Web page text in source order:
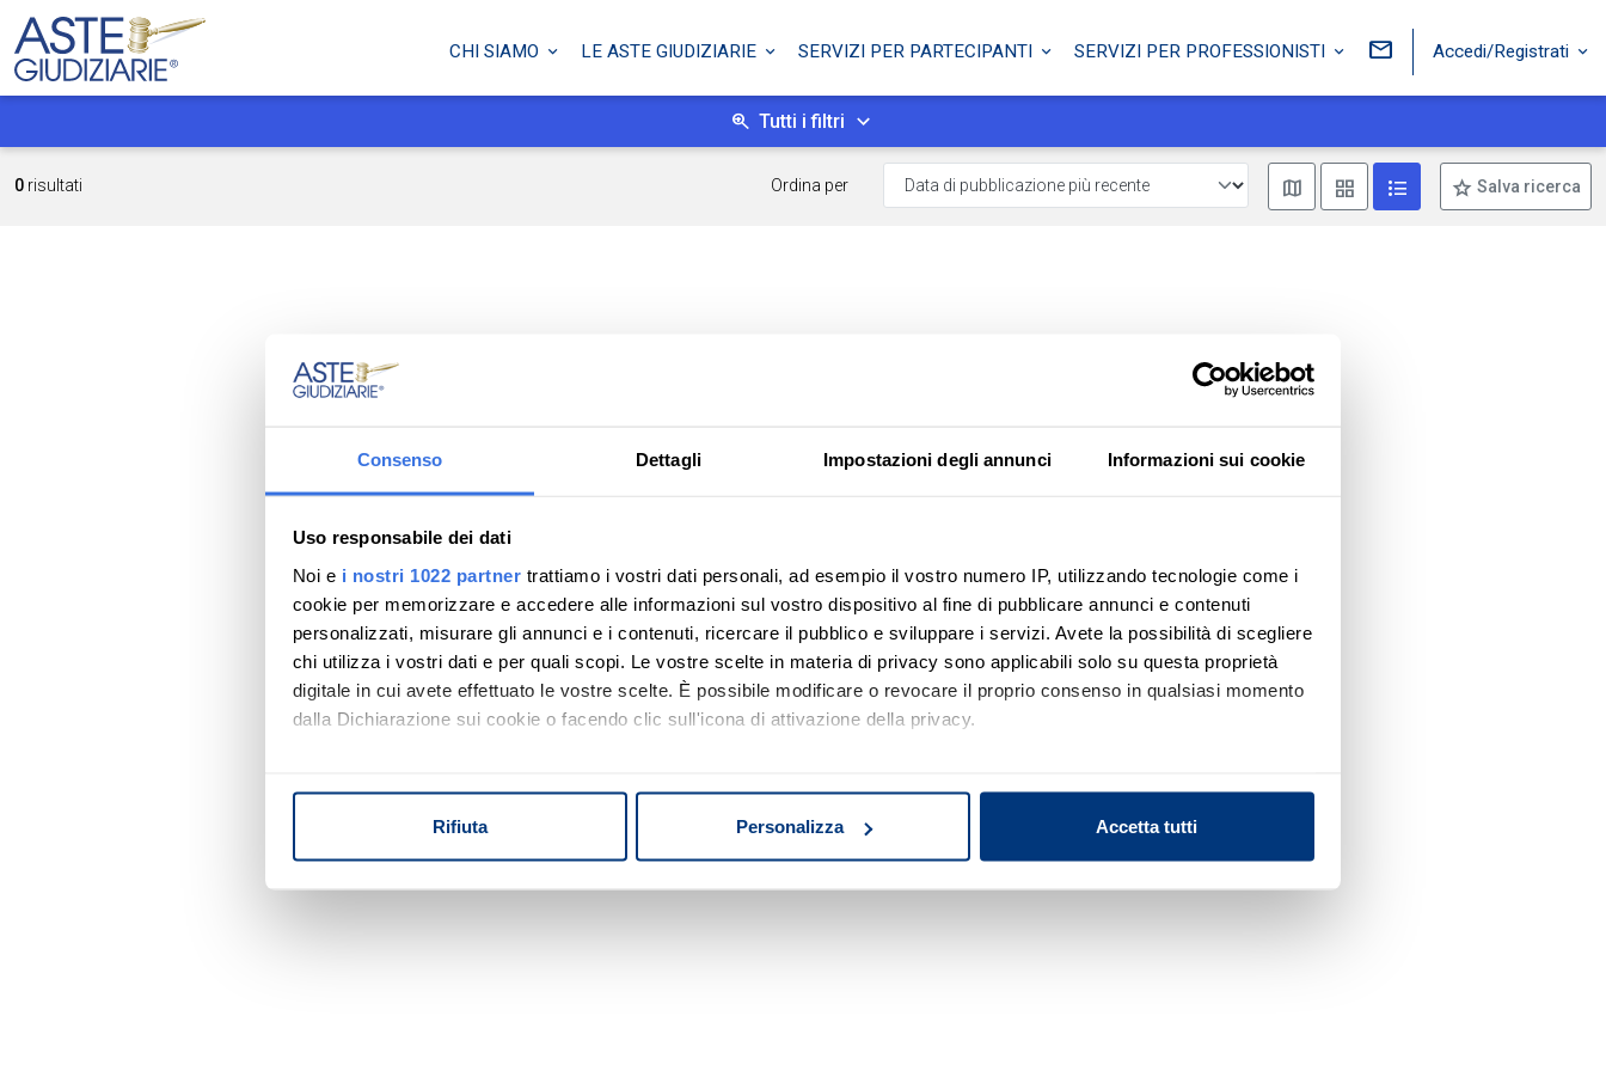
Consenso Dettagli Impostazioni degli annunci Informazioni sui cookie
Uso responsabile dei dati
Noi e i nostri 1022 partner trattiamo i vostri dati personali, ad esempio il vostro numero IP, utilizzando tecnologie come i
cookie per memorizzare e accedere alle informazioni sul vostro dispositivo al fine di pubblicare annunci e contenuti
personalizzati, misurare gli annunci e i contenuti, ricercare il pubblico e sviluppare i servizi. Avete la possibilità di scegliere
chi utilizza i vostri dati e per quali scopi. Le vostre scelte in materia di privacy sono applicabili solo su questa proprietà
digitale in cui avete effettuato le vostre scelte. È possibile modificare o revocare il proprio consenso in qualsiasi momento
dalla Dichiarazione sui cookie o facendo clic sull'icona di attivazione della privacy.
Identificare il tuo dispositivo, scansionandolo attivamente alla ricerca di caratteristiche specifiche (impronte
digitali).
Rifiuta Personalizza Accetta tutti
CHI SIAMO LE ASTE GIUDIZIARIE SERVIZI PER PARTECIPANTI SERVIZI PER PROFESSIONISTI Accedi/Registrati
Tutti i filtri
0 risultati Ordina per Mostra mappaMostra come box
Mostra come lista
Salva ricerca
Nessun risultato di ricerca
Prova a modificare o rimuovere alcuni filtri o
a cambiare l'area di ricerca.